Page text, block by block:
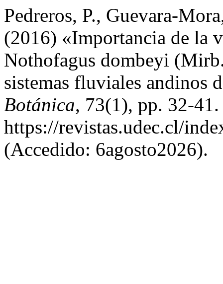
Pedreros, P., Guevara-
(2016) «Importancia de la
Nothofagus dombeyi
sistemas fluviales andinos
Botánica, 73(1), pp. 32-
https://revistas.udec.cl/
(Accedido: 6agosto2026).